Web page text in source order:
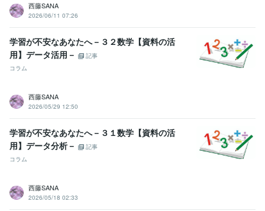
西藤SANA
2026/06/11 07:26
学習が不安なあなたへ－３２数学【資料の活
用】データ活用－
記事
コラム
西藤SANA
2026/05/29 12:50
学習が不安なあなたへ－３１数学【資料の活
用】データ分析－
記事
コラム
西藤SANA
2026/05/18 02:33